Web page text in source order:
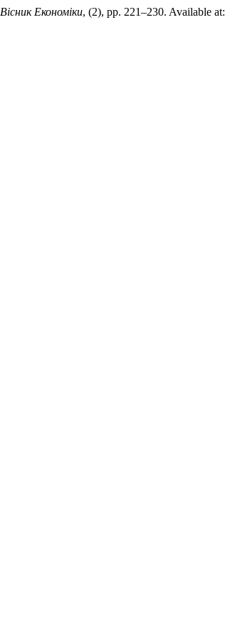
Вісник Економіки, (2), pp. 221–230. Available at: